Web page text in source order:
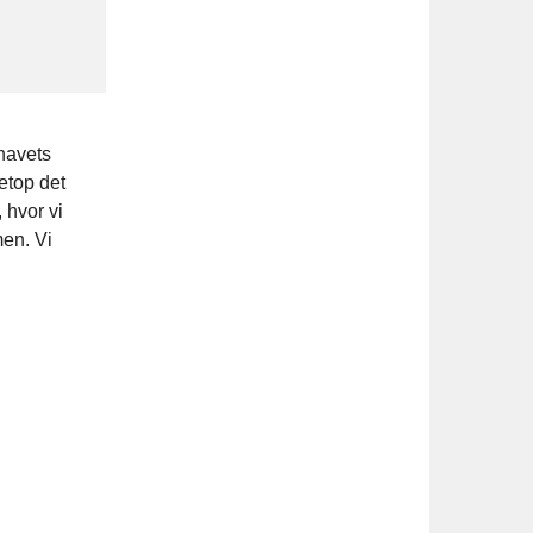
det
hvor vi
Vi